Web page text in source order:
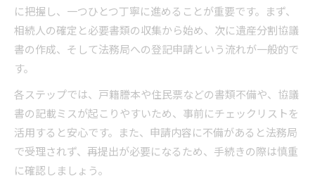
に把握し、一つひとつ丁寧に進めることが重要です。まず、
相続人の確定と必要書類の収集から始め、次に遺産分割協議
書の作成、そして法務局への登記申請という流れが一般的で
す。
各ステップでは、戸籍謄本や住民票などの書類不備や、協議
書の記載ミスが起こりやすいため、事前にチェックリストを
活用すると安心です。また、申請内容に不備があると法務局
で受理されず、再提出が必要になるため、手続きの際は慎重
に確認しましょう。